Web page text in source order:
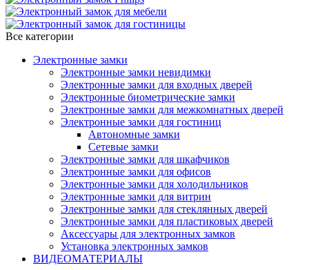
Все категории
Электронные замки
Электронные замки невидимки
Электронные замки для входных дверей
Электронные биометрические замки
Электронные замки для межкомнатных дверей
Электронные замки для гостиниц
Автономные замки
Сетевые замки
Электронные замки для шкафчиков
Электронные замки для офисов
Электронные замки для холодильников
Электронные замки для витрин
Электронные замки для стеклянных дверей
Электронные замки для пластиковых дверей
Аксессуары для электронных замков
Установка электронных замков
ВИДЕОМАТЕРИАЛЫ